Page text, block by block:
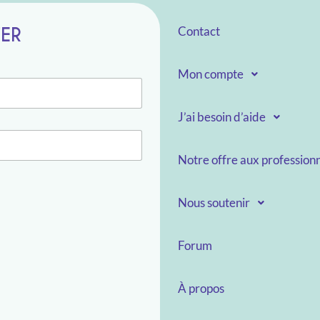
Contact
Mon compte
J’ai besoin d’aide
Notre offre aux
Nous soutenir
Forum
À propos